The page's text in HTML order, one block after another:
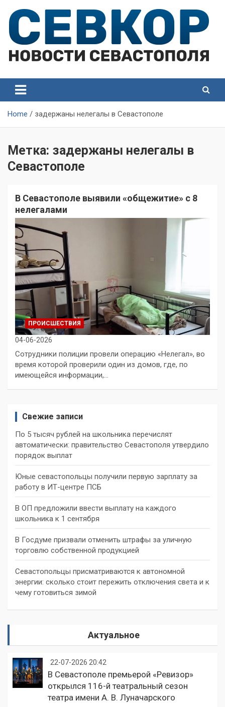
content
Севастополя
Севастополя
Home задержаны нелегалы в Севастополе
Метка: задержаны нелегалы в
Севастополе
В Севастополе выявили «общежитие» с 8
нелегалами
ПРОИСШЕСТВИЯ
04-06-2026
Сотрудники полиции провели операцию «Нелегал», во
время которой проверили один из домов, где, по
имеющейся информации,…
Свежие записи
По 5 тысяч рублей на школьника перечислят
автоматически: правительство Севастополя утвердило
порядок выплат
Юные севастопольцы получили первую зарплату за
работу в ИТ-центре ПСБ
В ОП предложили ввести выплату на каждого
школьника к 1 сентября
В Госдуме призвали отменить штрафы за уличную
торговлю собственной продукцией
Севастопольцы присматриваются к автономной
энергии: сколько стоит пережить отключения света и к
чему готовиться зимой
Актуальное
22-07-2026 20:42
В Севастополе премьерой «Ревизор»
открылся 116-й театральный сезон
театра имени А. В. Луначарского